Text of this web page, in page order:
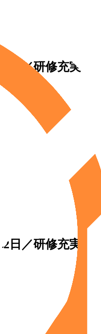
日／研修充実
日／研修充実